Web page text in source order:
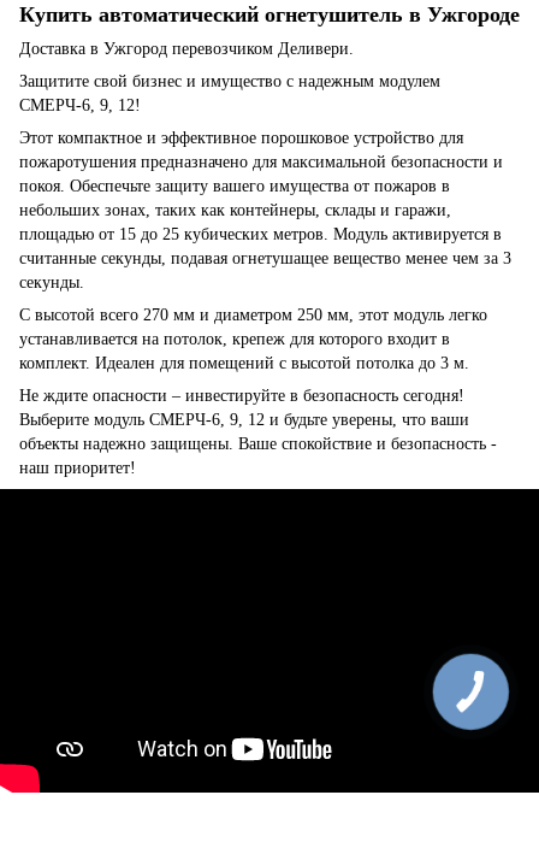
Купить автоматический огнетушитель в Ужгороде
Доставка в Ужгород перевозчиком Деливери.
Защитите свой бизнес и имущество с надежным модулем
СМЕРЧ-6, 9, 12!
Этот компактное и эффективное порошковое устройство для
пожаротушения предназначено для максимальной безопасности и
покоя. Обеспечьте защиту вашего имущества от пожаров в
небольших зонах, таких как контейнеры, склады и гаражи,
площадью от 15 до 25 кубических метров. Модуль активируется в
считанные секунды, подавая огнетушащее вещество менее чем за 3
секунды.
С высотой всего 270 мм и диаметром 250 мм, этот модуль легко
устанавливается на потолок, крепеж для которого входит в
комплект. Идеален для помещений с высотой потолка до 3 м.
Не ждите опасности – инвестируйте в безопасность сегодня!
Выберите модуль СМЕРЧ-6, 9, 12 и будьте уверены, что ваши
объекты надежно защищены. Ваше спокойствие и безопасность -
наш приоритет!